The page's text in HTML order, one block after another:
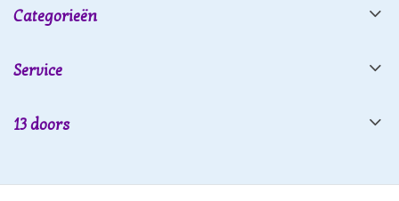
Categorieën
Service
13 doors